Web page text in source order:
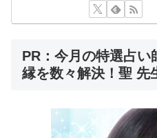
PR：今月の特選占い
縁を数々解決！聖 先